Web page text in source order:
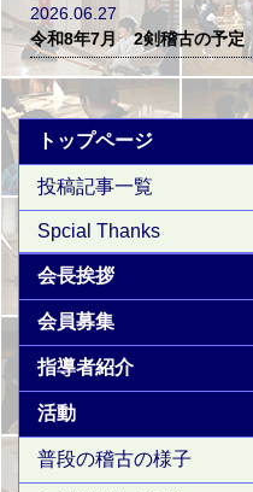
2026.06.27
令和8年7月 2剣稽古の予定
トップページ
投稿記事一覧
Spcial Thanks
会長挨拶
会員募集
指導者紹介
活動
普段の稽古の様子